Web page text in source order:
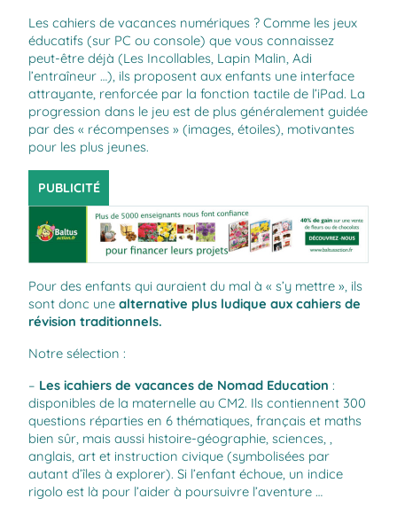
Les cahiers de vacances numériques ? Comme les jeux
éducatifs (sur PC ou console) que vous connaissez
peut-être déjà (Les Incollables, Lapin Malin, Adi
l’entraîneur …), ils proposent aux enfants une interface
attrayante, renforcée par la fonction tactile de l’iPad. La
progression dans le jeu est de plus généralement guidée
par des « récompenses » (images, étoiles), motivantes
pour les plus jeunes.
PUBLICITÉ
Pour des enfants qui auraient du mal à « s’y mettre », ils
sont donc une alternative plus ludique aux cahiers de
révision traditionnels.
Notre sélection :
– Les icahiers de vacances de Nomad Education :
disponibles de la maternelle au CM2. Ils contiennent 300
questions réparties en 6 thématiques, français et maths
bien sûr, mais aussi histoire-géographie, sciences, ,
anglais, art et instruction civique (symbolisées par
autant d’îles à explorer). Si l’enfant échoue, un indice
rigolo est là pour l’aider à poursuivre l’aventure …